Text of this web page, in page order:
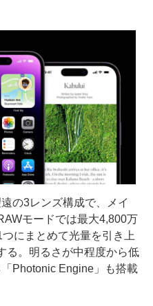
の3レンズ構成で、メイ
モードでは最大4,800万
にまとめて光量を引き上
る。明るさが中程度から低
Photonic Engine」も搭載